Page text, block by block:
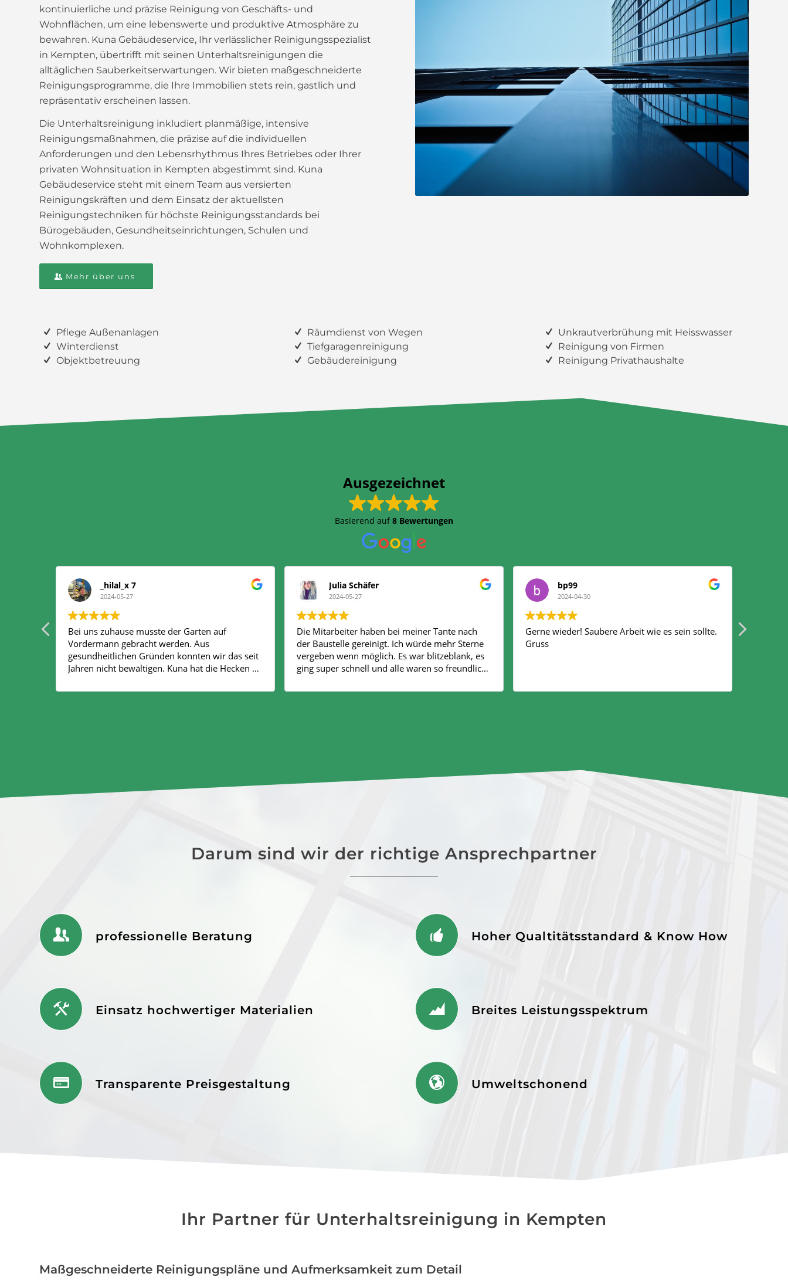
kontinuierliche und präzise Reinigung von Geschäfts- und
Wohnflächen, um eine lebenswerte und produktive Atmosphäre zu
bewahren. Kuna Gebäudeservice, Ihr verlässlicher Reinigungsspezialist
in Kempten, übertrifft mit seinen Unterhaltsreinigungen die
alltäglichen Sauberkeitserwartungen. Wir bieten maßgeschneiderte
Reinigungsprogramme, die Ihre Immobilien stets rein, gastlich und
repräsentativ erscheinen lassen.
Die Unterhaltsreinigung inkludiert planmäßige, intensive
Reinigungsmaßnahmen, die präzise auf die individuellen
Anforderungen und den Lebensrhythmus Ihres Betriebes oder Ihrer
privaten Wohnsituation in Kempten abgestimmt sind. Kuna
Gebäudeservice steht mit einem Team aus versierten
Reinigungskräften und dem Einsatz der aktuellsten
Reinigungstechniken für höchste Reinigungsstandards bei
Bürogebäuden, Gesundheitseinrichtungen, Schulen und
Wohnkomplexen.
Mehr über uns
Pflege Außenanlagen
Winterdienst
Objektbetreuung
Räumdienst von Wegen
Tiefgaragenreinigung
Gebäudereinigung
Unkrautverbrühung mit Heisswasser
Reinigung von Firmen
Reinigung Privathaushalte
Ausgezeichnet
Basierend auf8 Bewertungen
_hilal_x 7
2024-05-27
Bei uns zuhause musste der Garten auf
Vordermann gebracht werden. Aus
gesundheitlichen Gründen konnten wir das seit
Jahren nicht bewältigen. Kuna hat die Hecken so
angesprochen. Danach haben wir sie für die
Julia Schäfer
2024-05-27
Die Mitarbeiter haben bei meiner Tante nach
der Baustelle gereinigt. Ich würde mehr Sterne
vergeben wenn möglich. Es war blitzeblank, es
ging super schnell und alle waren so freundlich
beauftragt und ich freue mich, auf die
bp99
2024-04-30
Gerne wieder! Saubere Arbeit wie es sein sollte.
Gruss
Darum sind wir der richtige Ansprechpartner
professionelle Beratung Hoher Qualtitätsstandard & Know How
Einsatz hochwertiger Materialien Breites Leistungsspektrum
Transparente Preisgestaltung Umweltschonend
Ihr Partner für Unterhaltsreinigung in Kempten
Maßgeschneiderte Reinigungspläne und Aufmerksamkeit zum Detail